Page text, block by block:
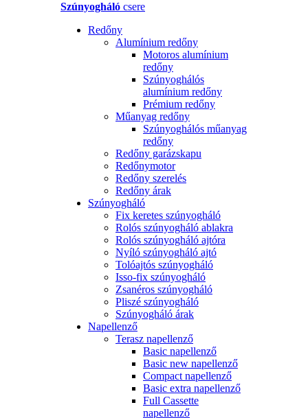
Szúnyogháló csere
Redőny
Alumínium redőny
Motoros alumínium
redőny
Szúnyoghálós
alumínium redőny
Prémium redőny
Műanyag redőny
Szúnyoghálós műanyag
redőny
Redőny garázskapu
Redőnymotor
Redőny szerelés
Redőny árak
Szúnyogháló
Fix keretes szúnyogháló
Rolós szúnyogháló ablakra
Rolós szúnyogháló ajtóra
Nyíló szúnyogháló ajtó
Tolóajtós szúnyogháló
Isso-fix szúnyogháló
Zsanéros szúnyogháló
Pliszé szúnyogháló
Szúnyogháló árak
Napellenző
Terasz napellenző
Basic napellenző
Basic new napellenző
Compact napellenző
Basic extra napellenző
Full Cassette
napellenző